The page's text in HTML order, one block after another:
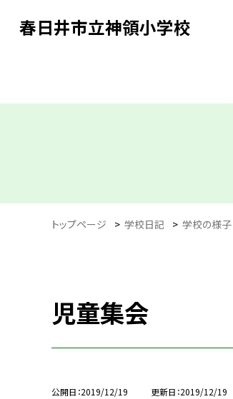
春日井市立神領小学校
トップページ > 学校日記 > 学校の様子
児童集会
公開日 2019/12/19 更新日 2019/12/19